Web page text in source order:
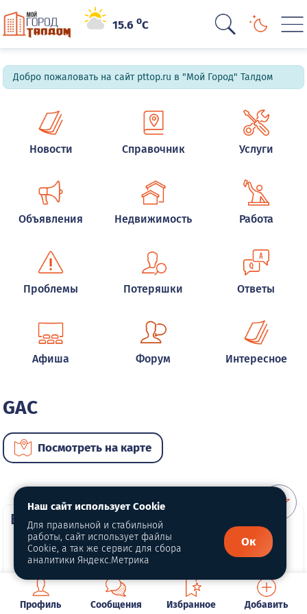
15.6oC
Добро пожаловать на сайт pttop.ru в "Мой Город" Талдом
Новости Справочник Услуги
Объявления Недвижимость Работа
Проблемы Потеряшки Ответы
Афиша Форум Интересное
GAC
Посмотреть на карте
ВИП автомобили
Профиль Сообщения Избранное Добавить
Наш сайт использует Cookie
Для правильной и стабильной
работы, сайт использует файлы
Cookie, а так же сервис для сбора
аналитики Яндекс.Метрика
Ок